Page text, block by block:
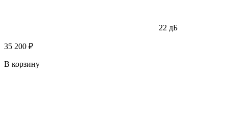
22 дБ
35 200 ₽
В корзину